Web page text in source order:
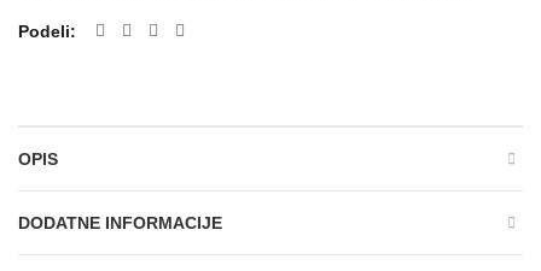
Podeli
OPIS
DODATNE INFORMACIJE